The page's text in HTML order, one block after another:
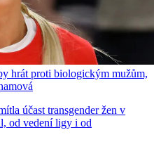
hrát proti biologickým mužům,
účast transgender žen v
od vedení ligy i od